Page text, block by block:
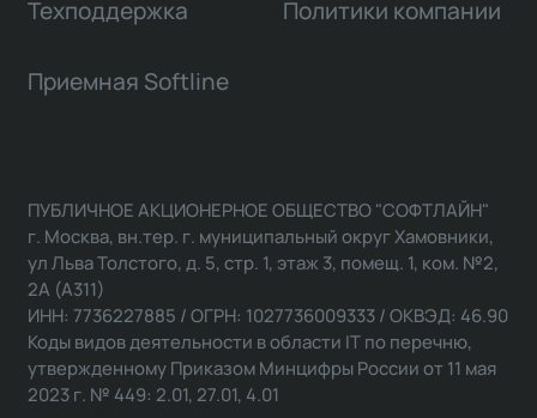
Техподдержка Политики компании
Приемная Softline
ПУБЛИЧНОЕ АКЦИОНЕРНОЕ ОБЩЕСТВО "СОФТЛАЙН"
г. Москва, вн.тер. г. муниципальный округ Хамовники,
ул Льва Толстого, д. 5, стр. 1, этаж 3, помещ. 1, ком. №2,
2А (А311)
ИНН: 7736227885 / ОГРН: 1027736009333 / ОКВЭД: 46.90
Коды видов деятельности в области IT по перечню,
утвержденному Приказом Минцифры России от 11 мая
2023 г. № 449: 2.01, 27.01, 4.01